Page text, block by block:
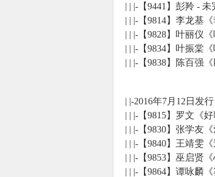
| | |-【9441】彭羚 -
| | |-【9814】李龙基
| | |-【9828】叶丽仪
| | |-【9834】叶振棠
| | |-【9838】陈百强
| |-2016年7月12日发
| | |-【9815】罗文《
| | |-【9830】张学友
| | |-【9840】王靖雯
| | |-【9853】巫启贤
| | |-【9864】谭咏麟